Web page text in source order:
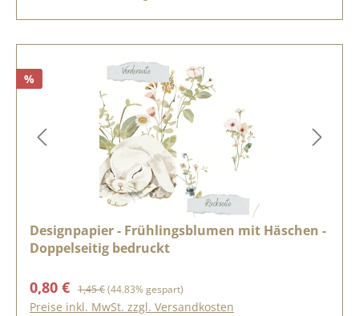
%
Designpapier - Frühlingsblumen mit Häschen -
Doppelseitig bedruckt
Verkaufspreis:
0,80 € Regulärer Preis:
1,45 €(44.83% gespart)
Preise inkl. MwSt. zzgl. Versandkosten